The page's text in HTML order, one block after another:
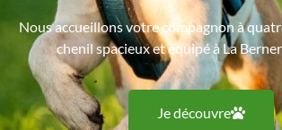
Nous accueillons votre compagnon à
chenil spacieux et équipé à La
Je découvre